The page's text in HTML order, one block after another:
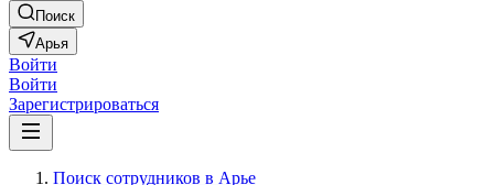
Поиск
Арья
Войти
Войти
Зарегистрироваться
Поиск сотрудников в Арье